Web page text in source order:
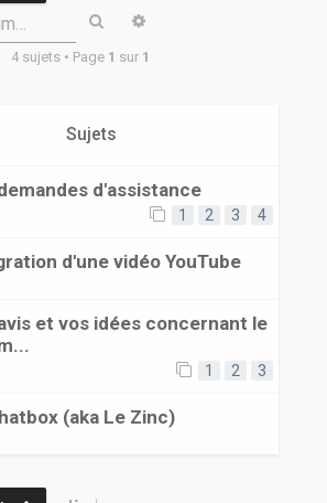
Rechercher
4 sujets • Page 1 sur 1
Sujets
d'assistance
1 2 3 4
d'une vidéo YouTube
et vos idées concernant le
1 2 3
(aka Le Zinc)